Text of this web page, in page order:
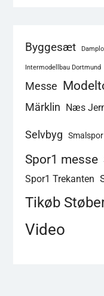
Byggesæt
Intermodellbau Dortmund
Messe
Märklin Næs
Selvbyg Smalspor
Spor1 messe
Spor1 Trekanten
Tikøb
Video